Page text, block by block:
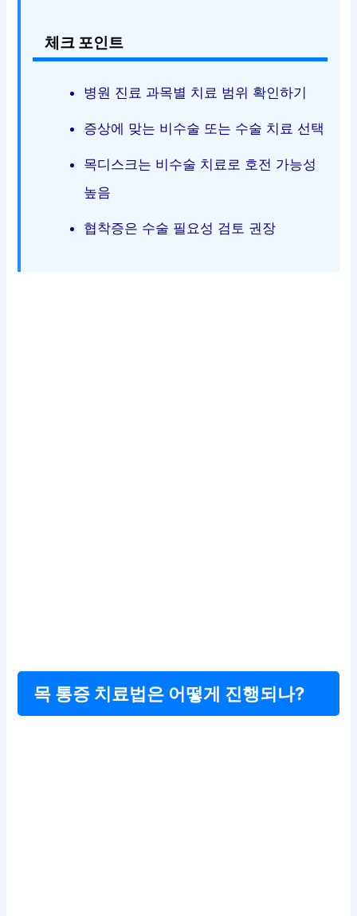
체크 포인트
병원 진료 과목별 치료 범위 확인하기
증상에 맞는 비수술 또는 수술 치료 선택
목디스크는 비수술 치료로 호전 가능성
높음
협착증은 수술 필요성 검토 권장
목 통증 치료법은 어떻게 진행되나?